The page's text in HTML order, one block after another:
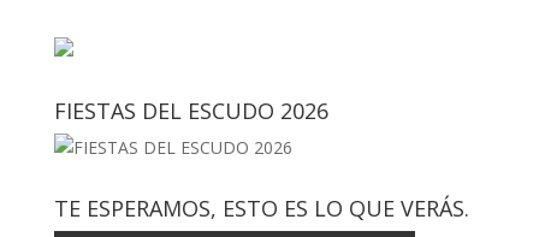
FIESTAS DEL ESCUDO 2026
TE ESPERAMOS, ESTO ES LO QUE VERÁS.